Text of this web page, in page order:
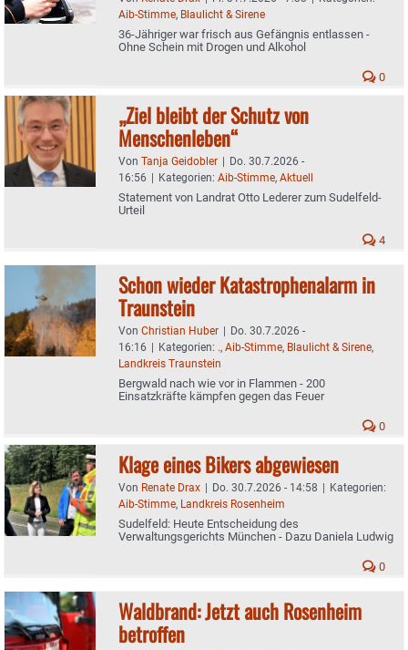
Aib-Stimme, Blaulicht & Sirene
36-Jähriger war frisch aus Gefängnis entlassen -
Ohne Schein mit Drogen und Alkohol
0
„Ziel bleibt der Schutz von
Menschenleben“
Von Tanja Geidobler
Do. 30.7.2026 -
16:56
Kategorien: Aib-Stimme, Aktuell
Statement von Landrat Otto Lederer zum Sudelfeld-
Urteil
4
Schon wieder Katastrophenalarm in
Traunstein
Von Christian Huber
Do. 30.7.2026 -
16:16
Kategorien: ., Aib-Stimme, Blaulicht & Sirene,
Landkreis Traunstein
Bergwald nach wie vor in Flammen - 200
Einsatzkräfte kämpfen gegen das Feuer
0
Klage eines Bikers abgewiesen
Von Renate Drax Do. 30.7.2026 - 14:58
Kategorien:
Aib-Stimme, Landkreis Rosenheim
Sudelfeld: Heute Entscheidung des
Verwaltungsgerichts München - Dazu Daniela Ludwig
0
Waldbrand: Jetzt auch Rosenheim
betroffen